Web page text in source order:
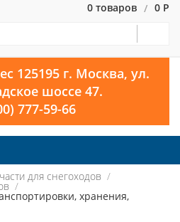
0 товаров / 0 Р
125195 г. Москва, ул.
шоссе 47.
777-59-66
для снегоходов
хранения,